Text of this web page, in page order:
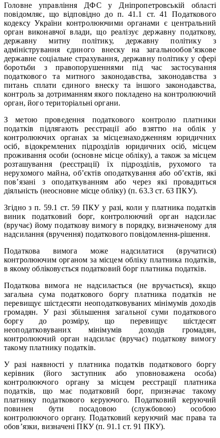
Головне управління ДФС у Дніпропетровській області
повідомляє, що відповідно до п. 41.1 ст. 41 Податкового
кодексу України контролюючими органами є центральний
орган виконавчої влади, що реалізує державну податкову,
державну митну політику, державну політику з
адміністрування єдиного внеску на загальнообов’язкове
державне соціальне страхування, державну політику у сфері
боротьби з правопорушеннями під час застосування
податкового та митного законодавства, законодавства з
питань сплати єдиного внеску та іншого законодавства,
контроль за дотриманням якого покладено на контролюючий
орган, його територіальні органи.
З метою проведення податкового контролю платники
податків підлягають реєстрації або взяттю на облік у
контролюючих органах за місцезнаходженням юридичних
осіб, відокремлених підрозділів юридичних осіб, місцем
проживання особи (основне місце обліку), а також за місцем
розташування (реєстрації) їх підрозділів, рухомого та
нерухомого майна, об’єктів оподаткування або об’єктів, які
пов’язані з оподаткуванням або через які провадиться
діяльність (неосновне місце обліку) (п. 63.3 ст. 63 ПКУ).
Згідно з п. 59.1 ст. 59 ПКУ у разі, коли у платника податків
виник податковий борг, контролюючий орган надсилає
(вручає) йому податкову вимогу в порядку, визначеному для
надсилання (вручення) податкового повідомлення-рішення.
Податкова вимога може надсилатися (вручатися)
контролюючим органом за місцем обліку платника податків,
в якому обліковується податковий борг платника податків.
Податкова вимога не надсилається (не вручається), якщо
загальна сума податкового боргу платника податків не
перевищує шістдесяти неоподатковуваних мінімумів доходів
громадян. У разі збільшення загальної суми податкового
боргу до розміру, що перевищує шістдесят
неоподатковуваних мінімумів доходів громадян,
контролюючий орган надсилає (вручає) податкову вимогу
такому платнику податків.
У разі наявності у платника податків податкового боргу
керівник (його заступник або уповноважена особа)
контролюючого органу за місцем реєстрації платника
податків, що має податковий борг, призначає такому
платнику податкового керуючого. Податковий керуючий
повинен бути посадовою (службовою) особою
контролюючого органу. Податковий керуючий має права та
обов’язки, визначені ПКУ (п. 91.1 ст. 91 ПКУ).